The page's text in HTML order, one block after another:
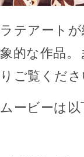
ラテアート
象的な作品
りご覧くださ
ムービーは以